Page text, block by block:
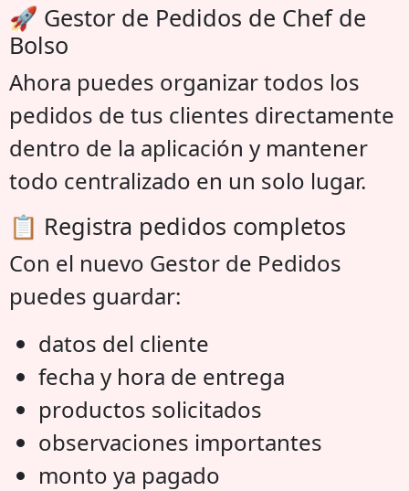
🚀 Gestor de Pedidos de Chef de
Bolso
Ahora puedes organizar todos los
pedidos de tus clientes directamente
dentro de la aplicación y mantener
todo centralizado en un solo lugar.
📋 Registra pedidos completos
Con el nuevo Gestor de Pedidos
puedes guardar:
datos del cliente
fecha y hora de entrega
productos solicitados
observaciones importantes
monto ya pagado